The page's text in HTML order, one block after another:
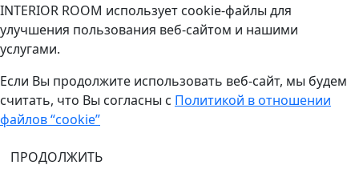
INTERIOR ROOM использует cookie-файлы для
улучшения пользования веб-сайтом и нашими
услугами.
Если Вы продолжите использовать веб-сайт, мы будем
считать, что Вы согласны с Политикой в отношении
файлов “cookie”
ПРОДОЛЖИТЬ